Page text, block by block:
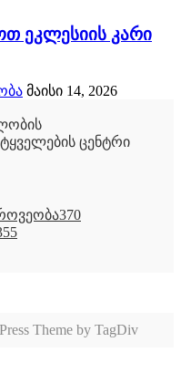
ეკლესიის კარი
მაისი 14, 2026
ცენტრი
370
Theme by TagDiv